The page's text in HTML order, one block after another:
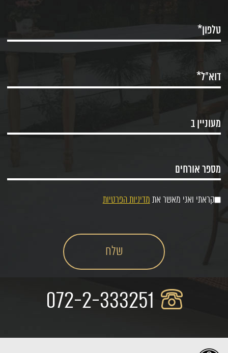
קראתי ואני מאשר את מדיניות הפרטיות